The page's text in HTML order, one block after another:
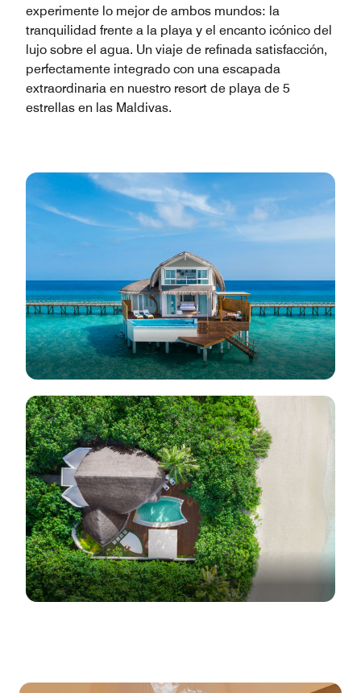
experimente lo mejor de ambos mundos: la
tranquilidad frente a la playa y el encanto icónico del
lujo sobre el agua. Un viaje de refinada satisfacción,
perfectamente integrado con una escapada
extraordinaria en nuestro resort de playa de 5
estrellas en las Maldivas.